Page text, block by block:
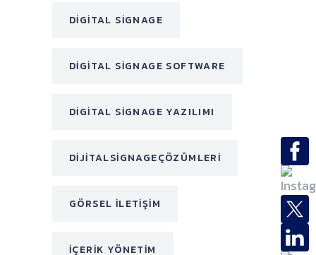
DIGITAL SIGNAGE
DIGITAL SIGNAGE SOFTWARE
DIGITAL SIGNAGE YAZILIMI
DIJITALSIGNAGEÇÖZÜMLERI
GÖRSEL ILETIŞIM
IÇERIK YÖNETIM